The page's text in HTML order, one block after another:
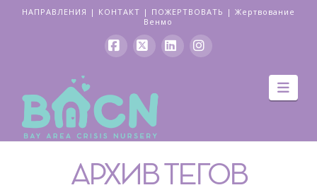
НАПРАВЛЕНИЯ | КОНТАКТ | ПОЖЕРТВОВАТЬ | Жертвование
Венмо
АРХИВ ТЕГОВ